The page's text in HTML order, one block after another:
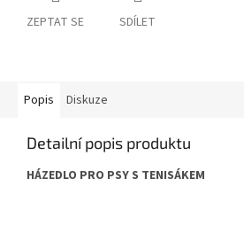
ZEPTAT SE SDÍLET
Popis Diskuze
Detailní popis produktu
HÁZEDLO PRO PSY S TENISÁKEM